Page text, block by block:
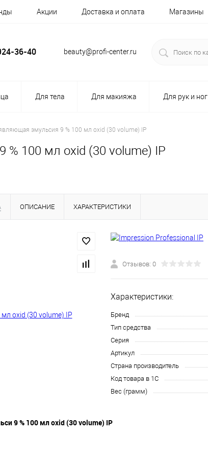
Акции Доставка и оплата Магазины
36-40 beauty@profi-center.ru
Для тела Для макияжа Для рук и ног
эмульсия 9 % 100 мл oxid (30 volume) IP
100 мл oxid (30 volume) IP
ОПИСАНИЕ ХАРАКТЕРИСТИКИ
Отзывов: 0
Характеристики:
Бренд
Тип средства
Серия
Артикул
Страна производитель
Код товара в 1С
Вес (грамм)
9 % 100 мл oxid (30 volume) IP